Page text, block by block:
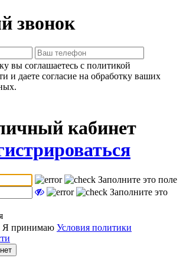
звонок
вы соглашаетесь с политикой
и даете согласие на обработку ваших
кабинет
Заполните это поле
Заполните это
Я принимаю Условия политики